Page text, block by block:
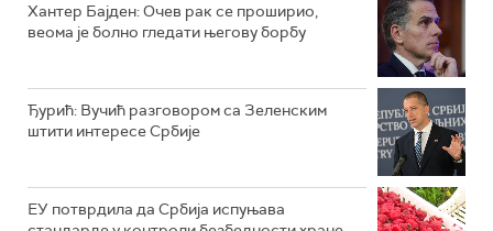
Хантер Бајден: Очев рак се проширио,
веома је болно гледати његову борбу
Ђурић: Вучић разговором са Зеленским
штити интересе Србије
ЕУ потврдила да Србија испуњава